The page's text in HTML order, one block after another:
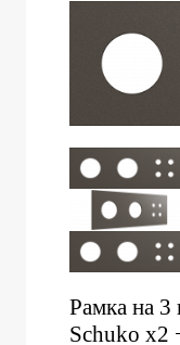
Рамка на 3
Schuko x2